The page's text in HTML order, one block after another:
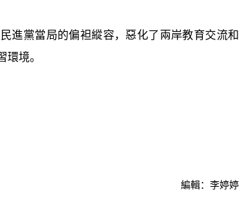
黨當局的偏袒縱容，惡化了兩岸教育交流和
環境。
編輯：李婷婷